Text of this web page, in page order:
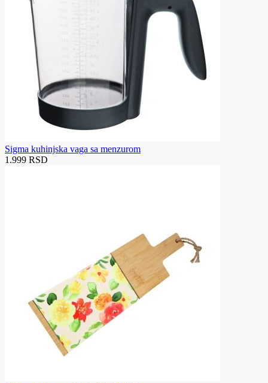
Sigma kuhinjska vaga sa menzurom
1.999 RSD